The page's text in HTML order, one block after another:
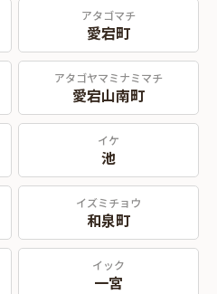
アタゴマチ
愛宕町
アタゴヤマミナミマチ
愛宕山南町
イケ
池
イズミチョウ
和泉町
イック
一宮